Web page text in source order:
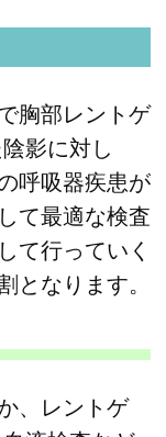
胸部レントゲ
影に対し
呼吸器疾患が
て最適な検査
て行っていく
となります。
、レントゲ